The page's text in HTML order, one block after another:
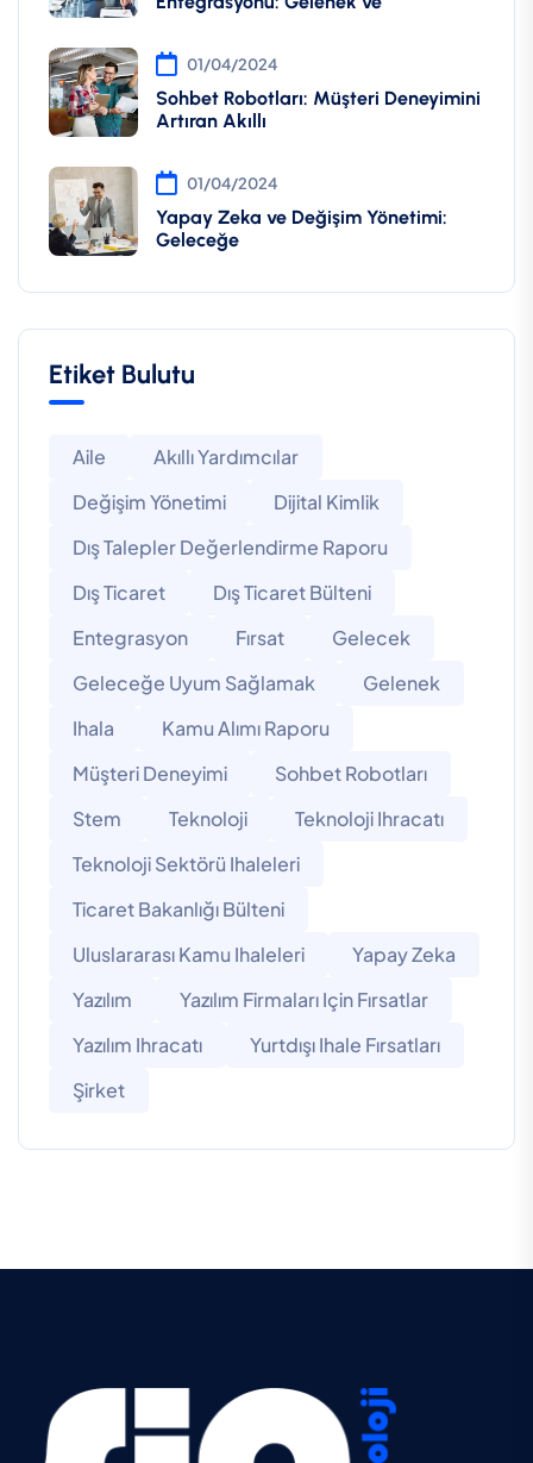
01/04/2024
Sohbet Robotları: Müşteri Deneyimini
Artıran Akıllı
01/04/2024
Yapay Zeka ve Değişim Yönetimi:
Geleceğe
Etiket Bulutu
Aile
Akıllı Yardımcılar
Değişim Yönetimi
Dijital Kimlik
Dış Talepler Değerlendirme Raporu
Dış Ticaret
Dış Ticaret Bülteni
Entegrasyon
Fırsat
Gelecek
Geleceğe Uyum Sağlamak
Gelenek
Ihala
Kamu Alımı Raporu
Müşteri Deneyimi
Sohbet Robotları
Stem
Teknoloji
Teknoloji Ihracatı
Teknoloji Sektörü Ihaleleri
Ticaret Bakanlığı Bülteni
Uluslararası Kamu Ihaleleri
Yapay Zeka
Yazılım
Yazılım Firmaları Için Fırsatlar
Yazılım Ihracatı
Yurtdışı Ihale Fırsatları
Şirket